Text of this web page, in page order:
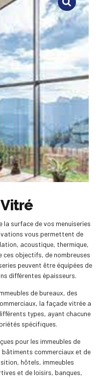
la surface de vos menuiseries
vous permettent de
acoustique, thermique,
objectifs, de nombreuses
peuvent être équipées de
différentes épaisseurs.
de bureaux, des
la façade vitrée a
types, ayant chacune
spécifiques.
pour les immeubles de
commerciaux et de
hôtels, immeubles
et de loisirs, banques,